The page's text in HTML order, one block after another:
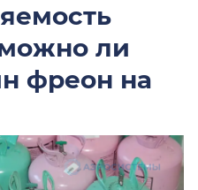
можно ли
фреон на